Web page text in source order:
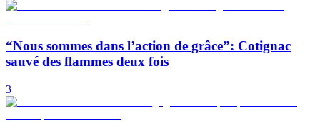
“Nous sommes dans l’action de grâce”: Cotignac
sauvé des flammes deux fois
3